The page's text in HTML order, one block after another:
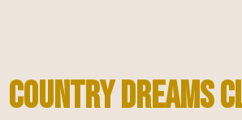
Country Dreams